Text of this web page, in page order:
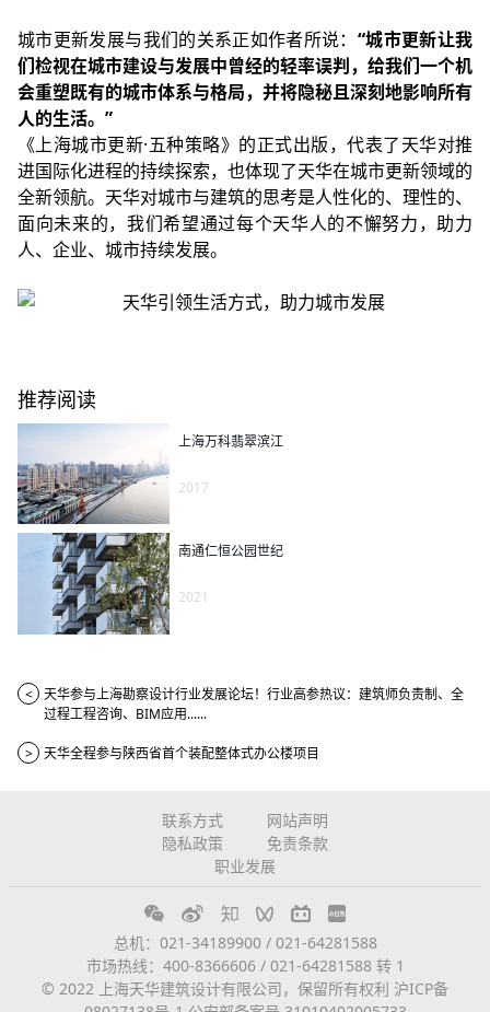
城市更新发展与我们的关系正如作者所说： “城市更新让我
们检视在城市建设与发展中曾经的轻率误判，给我们一个机
会重塑既有的城市体系与格局，并将隐秘且深刻地影响所有
人的生活。”
《上海城市更新·五种策略》的正式出版，代表了天华对推
进国际化进程的持续探索，也体现了天华在城市更新领域的
全新领航。天华对城市与建筑的思考是人性化的、理性的、
面向未来的，我们希望通过每个天华人的不懈努力，助力
人、企业、城市持续发展。
推荐阅读
上海万科翡翠滨江
2017
南通仁恒公园世纪
2021
<
天华参与上海勘察设计行业发展论坛！行业高参热议：建筑师负责制、全
过程工程咨询、BIM应用......
> 天华全程参与陕西省首个装配整体式办公楼项目
联系方式
网站声明
隐私政策
免责条款
职业发展
总机：021-34189900 / 021-64281588
市场热线：400-8366606 / 021-64281588 转 1
© 2022 上海天华建筑设计有限公司，保留所有权利 沪ICP备